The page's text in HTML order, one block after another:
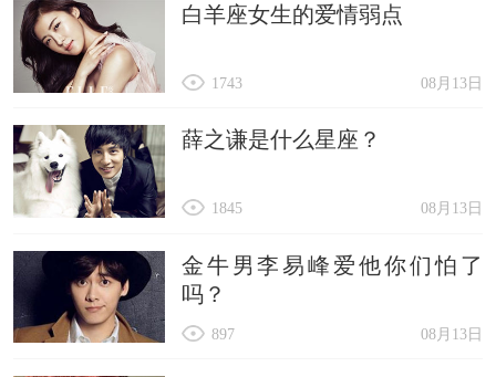
白羊座女生的爱情弱点
08月13日
1743
薛之谦是什么星座？
08月13日
1845
金牛男李易峰爱他你们怕了
吗？
08月13日
897